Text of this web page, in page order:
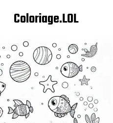
Coloriage.LOL